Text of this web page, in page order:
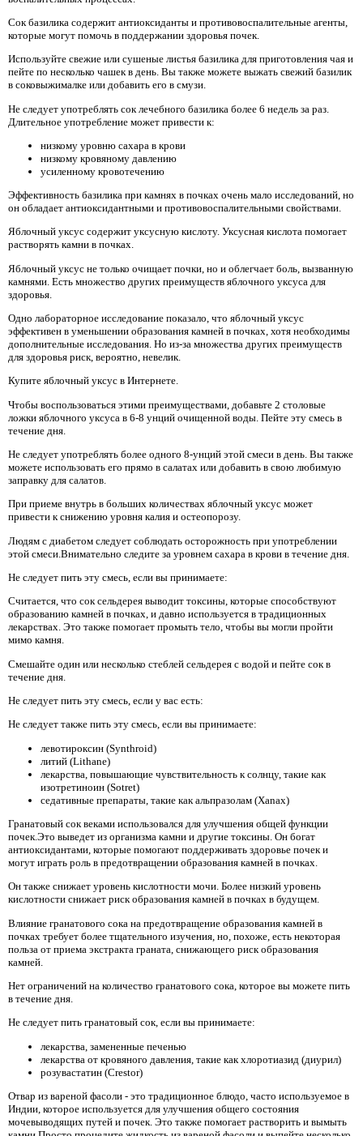
Сок базилика содержит антиоксиданты и противовоспалительные агенты,
которые могут помочь в поддержании здоровья почек.
Используйте свежие или сушеные листья базилика для приготовления чая и
пейте по несколько чашек в день. Вы также можете выжать свежий базилик
в соковыжималке или добавить его в смузи.
Не следует употреблять сок лечебного базилика более 6 недель за раз.
Длительное употребление может привести к:
низкому уровню сахара в крови
низкому кровяному давлению
усиленному кровотечению
Эффективность базилика при камнях в почках очень мало исследований, но
он обладает антиоксидантными и противовоспалительными свойствами.
Яблочный уксус содержит уксусную кислоту. Уксусная кислота помогает
растворять камни в почках.
Яблочный уксус не только очищает почки, но и облегчает боль, вызванную
камнями. Есть множество других преимуществ яблочного уксуса для
здоровья.
Одно лабораторное исследование показало, что яблочный уксус
эффективен в уменьшении образования камней в почках, хотя необходимы
дополнительные исследования. Но из-за множества других преимуществ
для здоровья риск, вероятно, невелик.
Купите яблочный уксус в Интернете.
Чтобы воспользоваться этими преимуществами, добавьте 2 столовые
ложки яблочного уксуса в 6-8 унций очищенной воды. Пейте эту смесь в
течение дня.
Не следует употреблять более одного 8-унций этой смеси в день. Вы также
можете использовать его прямо в салатах или добавить в свою любимую
заправку для салатов.
При приеме внутрь в больших количествах яблочный уксус может
привести к снижению уровня калия и остеопорозу.
Людям с диабетом следует соблюдать осторожность при употреблении
этой смеси.Внимательно следите за уровнем сахара в крови в течение дня.
Не следует пить эту смесь, если вы принимаете:
Считается, что сок сельдерея выводит токсины, которые способствуют
образованию камней в почках, и давно используется в традиционных
лекарствах. Это также помогает промыть тело, чтобы вы могли пройти
мимо камня.
Смешайте один или несколько стеблей сельдерея с водой и пейте сок в
течение дня.
Не следует пить эту смесь, если у вас есть:
Не следует также пить эту смесь, если вы принимаете:
левотироксин (Synthroid)
литий (Lithane)
лекарства, повышающие чувствительность к солнцу, такие как
изотретиноин (Sotret)
седативные препараты, такие как альпразолам (Xanax)
Гранатовый сок веками использовался для улучшения общей функции
почек.Это выведет из организма камни и другие токсины. Он богат
антиоксидантами, которые помогают поддерживать здоровье почек и
могут играть роль в предотвращении образования камней в почках.
Он также снижает уровень кислотности мочи. Более низкий уровень
кислотности снижает риск образования камней в почках в будущем.
Влияние гранатового сока на предотвращение образования камней в
почках требует более тщательного изучения, но, похоже, есть некоторая
польза от приема экстракта граната, снижающего риск образования
камней.
Нет ограничений на количество гранатового сока, которое вы можете пить
в течение дня.
Не следует пить гранатовый сок, если вы принимаете:
лекарства, замененные печенью
лекарства от кровяного давления, такие как хлоротиазид (диурил)
розувастатин (Crestor)
Отвар из вареной фасоли - это традиционное блюдо, часто используемое в
Индии, которое используется для улучшения общего состояния
мочевыводящих путей и почек. Это также помогает растворить и вымыть